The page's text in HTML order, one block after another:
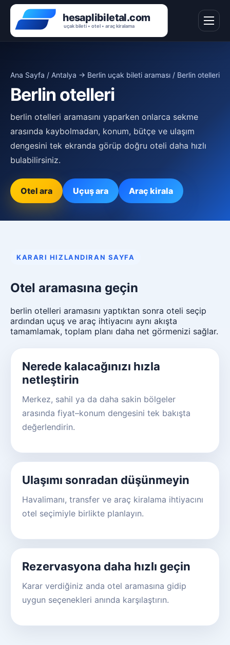
Ana Sayfa / Antalya → Berlin uçak bileti araması / Berlin otelleri
Berlin otelleri
berlin otelleri aramasını yaparken onlarca sekme
arasında kaybolmadan, konum, bütçe ve ulaşım
dengesini tek ekranda görüp doğru oteli daha hızlı
bulabilirsiniz.
Otel ara Uçuş ara Araç kirala
KARARI HIZLANDIRAN SAYFA
Otel aramasına geçin
berlin otelleri aramasını yaptıktan sonra oteli seçip
ardından uçuş ve araç ihtiyacını aynı akışta
tamamlamak, toplam planı daha net görmenizi sağlar.
Nerede kalacağınızı hızla
netleştirin
Merkez, sahil ya da daha sakin bölgeler
arasında fiyat–konum dengesini tek bakışta
değerlendirin.
Ulaşımı sonradan düşünmeyin
Havalimanı, transfer ve araç kiralama ihtiyacını
otel seçimiyle birlikte planlayın.
Rezervasyona daha hızlı geçin
Karar verdiğiniz anda otel aramasına gidip
uygun seçenekleri anında karşılaştırın.